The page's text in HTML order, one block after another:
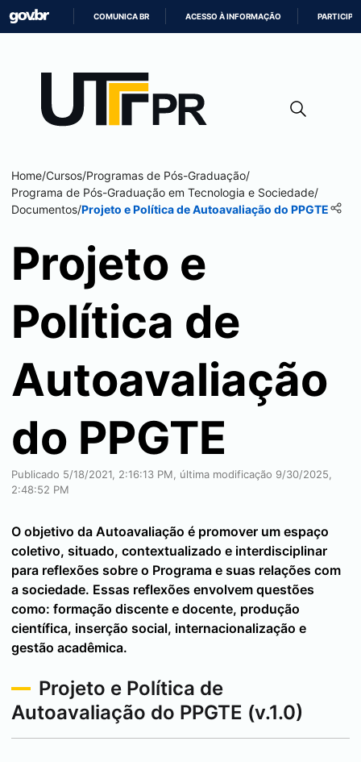
CONTEÚDO
COMUNICA BR ACESSO À INFORMAÇÃO PARTICIPE
Home/Cursos/Programas de Pós-Graduação/
Programa de Pós-Graduação em Tecnologia e Sociedade/
Documentos/Projeto e Política de Autoavaliação do PPGTE
Projeto e
Política de
Autoavaliação
do PPGTE
Publicado 5/18/2021, 2:16:13 PM, última modificação 9/30/2025,
2:48:52 PM
O objetivo da Autoavaliação é promover um espaço
coletivo, situado, contextualizado e interdisciplinar
para reflexões sobre o Programa e suas relações com
a sociedade. Essas reflexões envolvem questões
como: formação discente e docente, produção
científica, inserção social, internacionalização e
gestão acadêmica.
Projeto e Política de
Autoavaliação do PPGTE (v.1.0)